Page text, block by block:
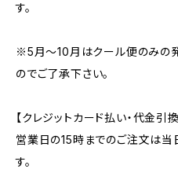
す。
※5月～10月はクール便のみの
のでご了承下さい。
【クレジットカード払い・代金引換
営業日の15時までのご注文は当
す。